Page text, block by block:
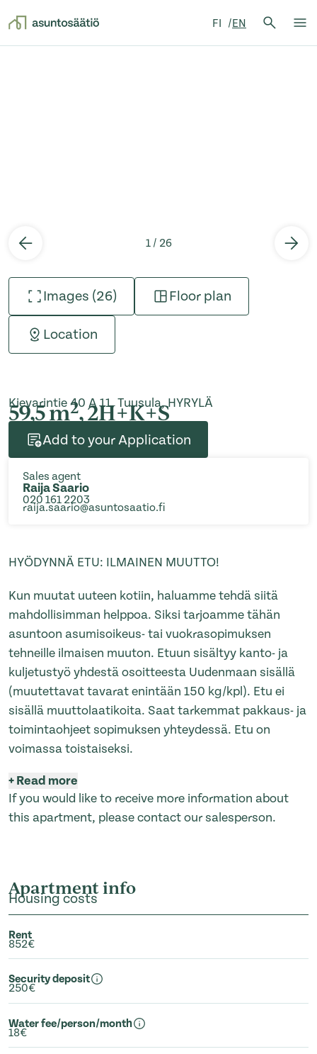
FI EN
Search
1 / 26
Images (26) Floor plan
Location
Kievarintie 40 A 11, Tuusula, HYRYLÄ
59,5 m2, 2H+K+S
Add to your Application
Sales agent
Raija Saario
020 161 2203
raija.saario@asuntosaatio.fi
HYÖDYNNÄ ETU: ILMAINEN MUUTTO!
Kun muutat uuteen kotiin, haluamme tehdä siitä
mahdollisimman helppoa. Siksi tarjoamme tähän
asuntoon asumisoikeus- tai vuokrasopimuksen
tehneille ilmaisen muuton. Etuun sisältyy kanto- ja
kuljetustyö yhdestä osoitteesta Uudenmaan sisällä
(muutettavat tavarat enintään 150 kg/kpl). Etu ei
sisällä muuttolaatikoita. Saat tarkemmat pakkaus- ja
toimintaohjeet sopimuksen yhteydessä. Etu on
voimassa toistaiseksi.
+Read more
If you would like to receive more information about
this apartment, please contact our salesperson.
Apartment info
Housing costs
Rent
852€
Security deposit
250€
Water fee/person/month
18€